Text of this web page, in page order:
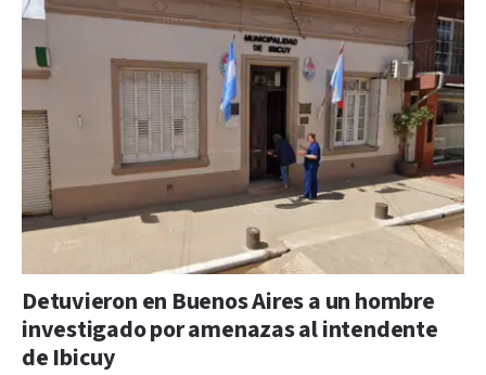
Detuvieron en Buenos Aires a un hombre
investigado por amenazas al intendente
de Ibicuy